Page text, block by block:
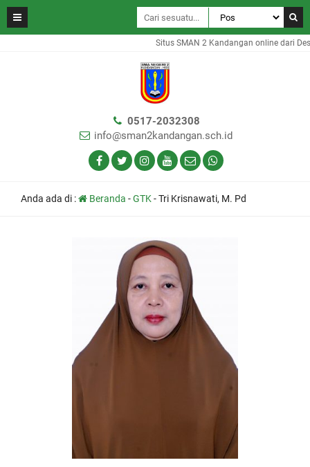
Situs SMAN 2 Kandangan online dari
0517-2032308
info@sman2kandangan.sch.id
Anda ada di : Beranda -GTK-Tri Krisnawati, M. Pd